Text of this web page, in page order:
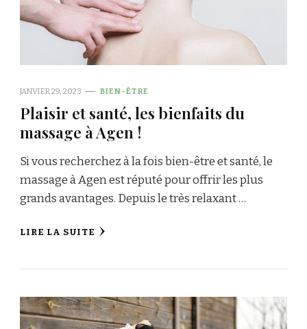
JANVIER 29, 2023 BIEN-ÊTRE
Plaisir et santé, les bienfaits du
massage à Agen !
Si vous recherchez à la fois bien-être et santé, le
massage à Agen est réputé pour offrir les plus
grands avantages. Depuis le très relaxant …
LIRE LA SUITE